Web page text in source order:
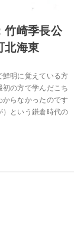
竹崎季長公
北海東
鮮明に覚えている方
初の方で学んだこち
からなかったのです
という鎌倉時代の